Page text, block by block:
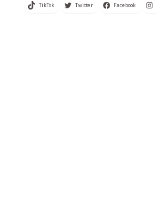
TikTok Twitter Facebook